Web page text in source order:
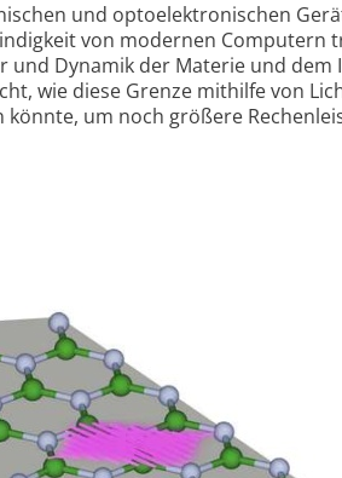
und opto­elektro­nischen
von modernen Computern
und Dynamik der Materie und dem
wie diese Grenze mithilfe von
um noch größere